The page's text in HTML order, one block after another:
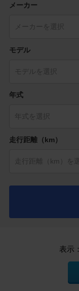
メーカー
モデル
年式
走行距離（km）
表示：